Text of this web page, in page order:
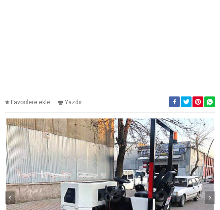
Favorilere ekle Yazdır